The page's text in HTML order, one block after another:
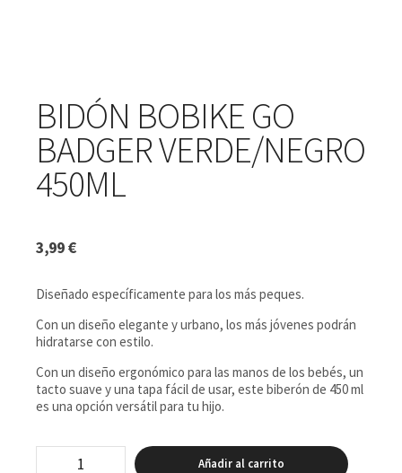
BIDÓN BOBIKE GO
BADGER VERDE/NEGRO
450ML
3,99€
Diseñado específicamente para los más peques.
Con un diseño elegante y urbano, los más jóvenes podrán
hidratarse con estilo.
Con un diseño ergonómico para las manos de los bebés, un
tacto suave y una tapa fácil de usar, este biberón de 450 ml
es una opción versátil para tu hijo.
Añadir al carrito